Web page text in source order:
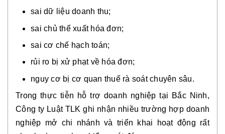
sai dữ liệu doanh thu;
sai chủ thể xuất hóa đơn;
sai cơ chế hạch toán;
rủi ro bị xử phạt về hóa đơn;
nguy cơ bị cơ quan thuế rà soát chuyên sâu.
Trong thực tiễn hỗ trợ doanh nghiệp tại Bắc Ninh,
Công ty Luật TLK ghi nhận nhiều trường hợp doanh
nghiệp mở chi nhánh và triển khai hoạt động rất